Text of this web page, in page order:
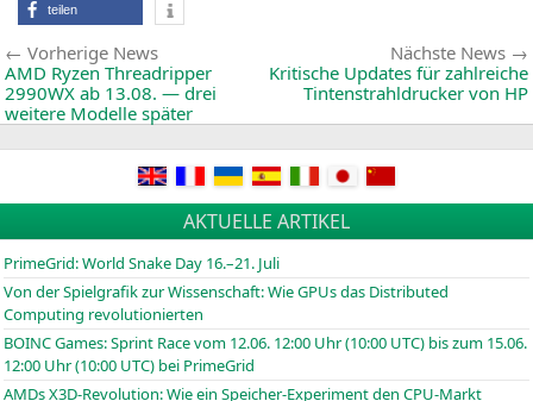
teilen
Beitragsnavigation
Vorherige NewsVorherige
News:
AMD Ryzen Threadripper
2990WX ab 13.08. — drei
weitere Modelle später
Nächste News
Kritische Updates für zahlreiche
Tintenstrahldrucker von HP
AKTUELLE ARTIKEL
PrimeGrid: World Snake Day 16.–21. Juli
Von der Spielgrafik zur Wissenschaft: Wie GPUs das Distributed
Computing revolutionierten
BOINCGames: Sprint Race vom 12.06. 12:00 Uhr (10:00 UTC) bis zum 15.06.
12:00 Uhr (10:00 UTC) bei PrimeGrid
AMDs X3D-Revolution: Wie ein Speicher-Experiment den CPU-Markt